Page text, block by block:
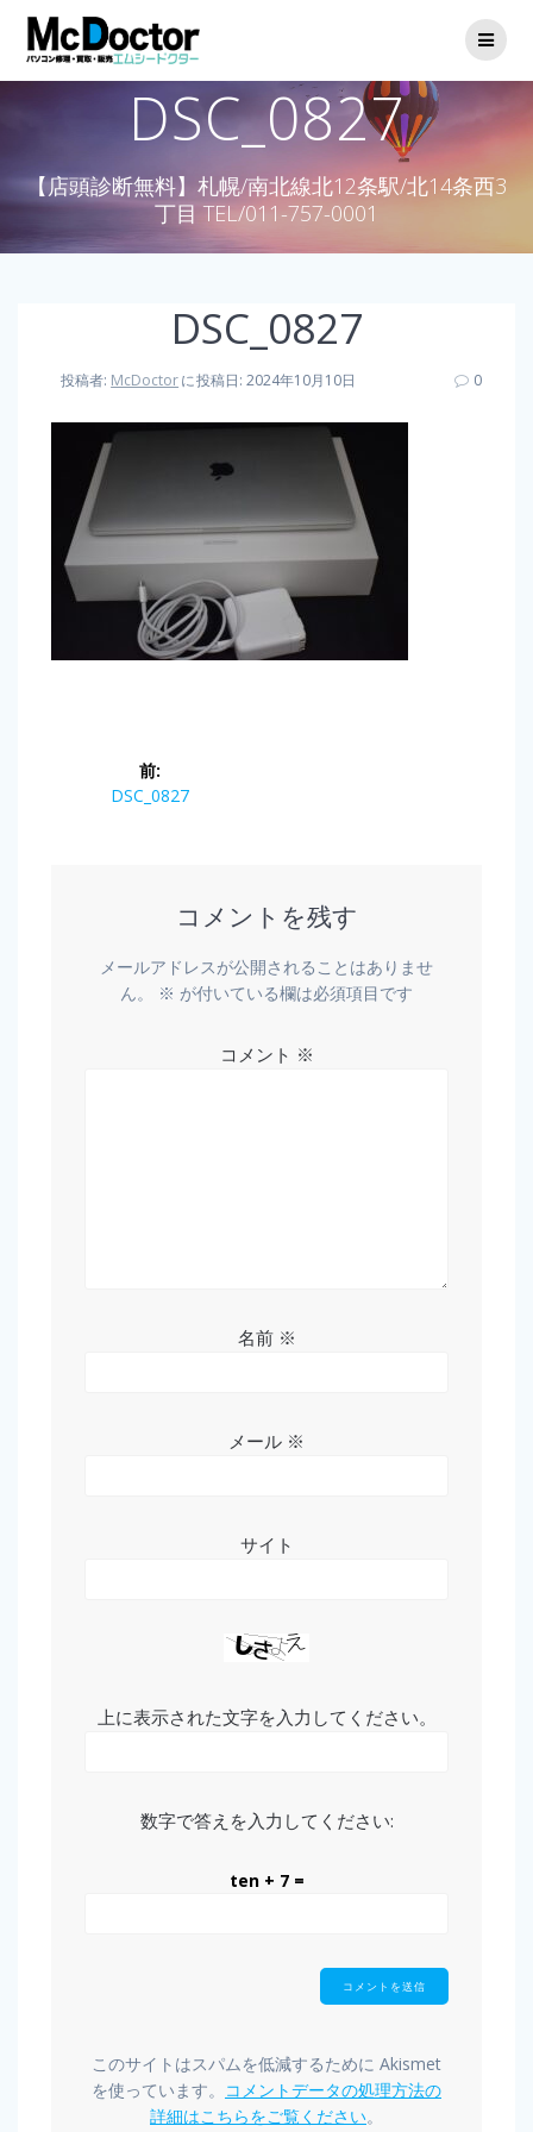
DSC_0827
【店頭診断無料】札幌/南北線北12条駅/北14条西3
丁目 TEL/011-757-0001
DSC_0827
投稿者: McDoctorに投稿日: 2024年10月10日 0
前:
DSC_0827
コメントを残す
メールアドレスが公開されることはありませ
ん。
※ が付いている欄は必須項目です
コメント ※
名前 ※
メール ※
サイト
上に表示された文字を入力してください。
数字で答えを入力してください:
ten + 7 =
このサイトはスパムを低減するために Akismet
を使っています。 コメントデータの処理方法の
詳細はこちらをご覧ください。